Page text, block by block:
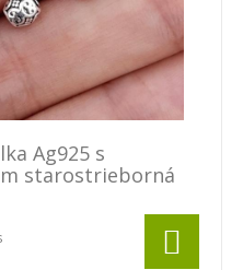
Ag925 s
starostrieborná